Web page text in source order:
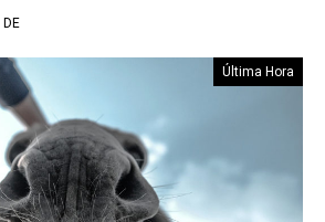
DE
Última Hora